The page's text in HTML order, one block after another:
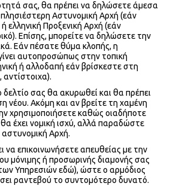
σας, θα πρέπει να δηλώσετε άμεσα
Αστυνομική Αρχή (εάν
ελληνική Προξενική Αρχή (εάν
Επίσης, μπορείτε να δηλώσετε την
Εάν πέσατε θύμα κλοπής, η
αυτοπροσώπως στην τοπική
ή αλλοδαπή εάν βρίσκεστε στη
σας θα ακυρωθεί και θα πρέπει
νέου. Ακόμη και αν βρείτε τη χαμένη
χρησιμοποιήσετε καθώς οιαδήποτε
έχει νομική ισχύ, αλλά παραδώστε
Αρχή.
να επικοινωνήσετε απευθείας με την
μόνιμης ή προσωρινής διαμονής σας
Υπηρεσιών εδώ), ώστε ο αρμόδιος
ραντεβού το συντομότερο δυνατό.